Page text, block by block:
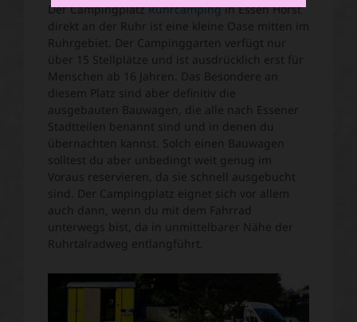
Der CampingplatzRuhrcampingin Essen Horst
direkt an der Ruhr ist eine kleine Oase mitten im
Ruhrgebiet. Der Campinggarten verfügt nur
über 15 Stellplätze und ist ausdrücklich erst für
Menschen ab 16 Jahren. Das Besondere an
diesem Platz sind aber definitiv die
ausgebauten Bauwagen, die alle nach Essener
Stadtteilen benannt sind und in denen du
übernachten kannst. Solch einen Bauwagen
solltest du aber unbedingt weit genug im
Voraus reservieren, da sie schnell ausgebucht
sind. Der Campingplatz eignet sich vor allem
auch dann, wenn du mit dem Fahrrad
unterwegs bist, da in unmittelbarer Nähe der
Ruhrtalradweg entlangführt.